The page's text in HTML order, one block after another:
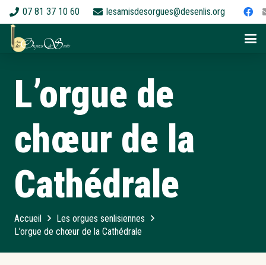
07 81 37 10 60 lesamisdesorgues@desenlis.org
L’orgue de
chœur de la
Cathédrale
Accueil
Les orgues senlisiennes
L’orgue de chœur de la Cathédrale